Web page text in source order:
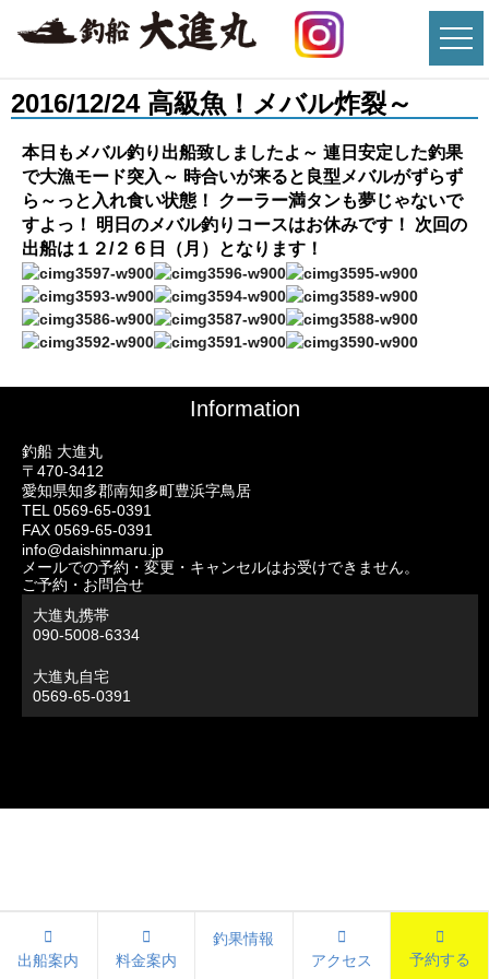
2016/12/24 高級魚！メバル炸裂～
本日もメバル釣り出船致しましたよ～ 連日安定した釣果
で大漁モード突入～ 時合いが来ると良型メバルがずらず
ら～っと入れ食い状態！ クーラー満タンも夢じゃないで
すよっ！ 明日のメバル釣りコースはお休みです！ 次回の
出船は１２/２６日（月）となります！
Information
釣船 大進丸
〒470-3412
愛知県知多郡南知多町豊浜字鳥居
TEL 0569-65-0391
FAX 0569-65-0391
info@daishinmaru.jp
メールでの予約・変更・キャンセルはお受けできません。
ご予約・お問合せ
大進丸携帯
090-5008-6334
大進丸自宅
0569-65-0391
出船案内 料金案内
釣果情報
アクセス
予約する